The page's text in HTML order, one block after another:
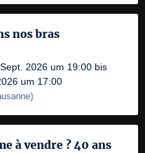
nos bras
2026 um 19:00 bis
um 17:00
)
à vendre ? 40 ans